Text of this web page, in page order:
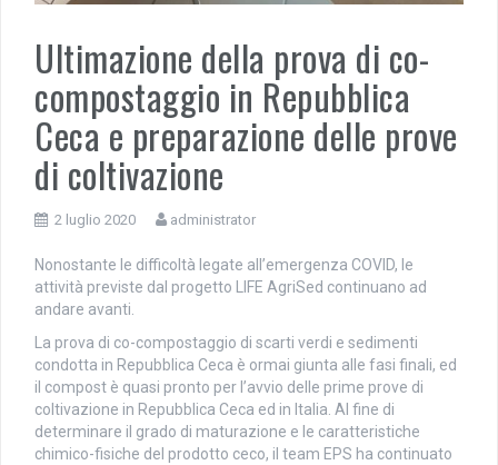
Ultimazione della prova di co-
compostaggio in Repubblica
Ceca e preparazione delle prove
di coltivazione
2 luglio 2020 administrator
Nonostante le difficoltà legate all’emergenza COVID, le
attività previste dal progetto LIFE AgriSed continuano ad
andare avanti.
La prova di co-compostaggio di scarti verdi e sedimenti
condotta in Repubblica Ceca è ormai giunta alle fasi finali, ed
il compost è quasi pronto per l’avvio delle prime prove di
coltivazione in Repubblica Ceca ed in Italia. Al fine di
determinare il grado di maturazione e le caratteristiche
chimico-fisiche del prodotto ceco, il team EPS ha continuato